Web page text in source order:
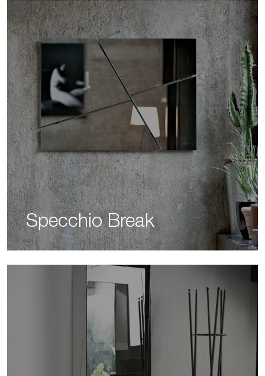
Specchio Break